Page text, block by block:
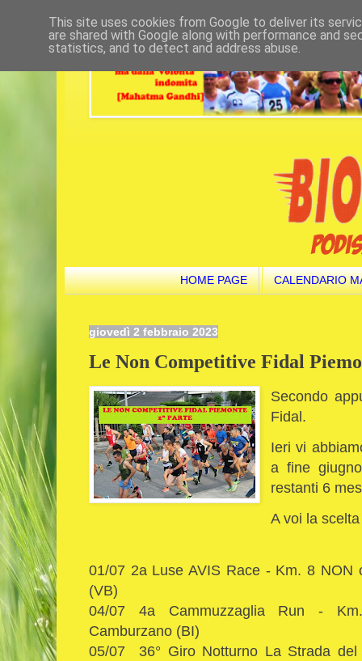
HOME PAGE CALENDARIO
giovedì 2 febbraio 2023
Le Non Competitive Fidal
Secondo
Fidal.
Ieri vi
a fine
restanti 6
A voi la scelta
01/07 2a Luse AVIS Race - Km. 8 NON
(VB)
04/07 4a Cammuzzaglia Run -
Camburzano (BI)
05/07 36° Giro Notturno La Strada
This site uses cookies from Google to deliver its
are shared with Google along with performance and
statistics, and to detect and address abuse.